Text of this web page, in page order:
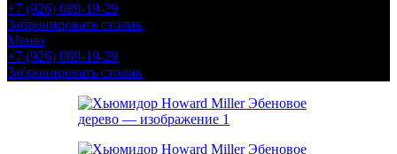
+7 (926) 089-19-29
Забронировать столик
Меню
+7 (926) 089-19-29
Забронировать столик